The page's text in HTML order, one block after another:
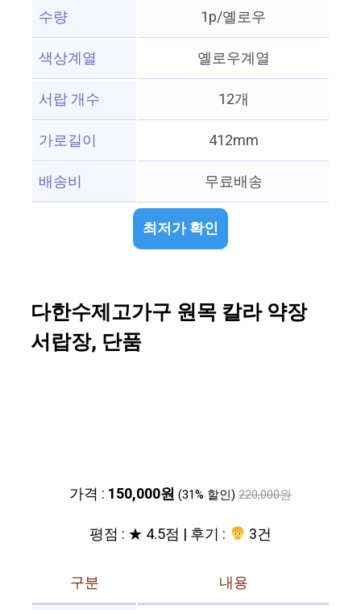
수량
1p/옐로우
색상계열
옐로우계열
서랍 개수
12개
가로길이
412mm
배송비
무료배송
최저가 확인
다한수제고가구 원목 칼라 약장
서랍장, 단품
가격 : 150,000원 (31% 할인) 220,000원
평점 : ★ 4.5점 | 후기 : 3건
구분
내용